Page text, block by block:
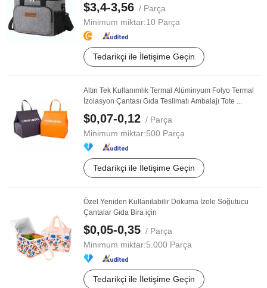
$3,4-3,56 / Parça
Minimum miktar:10 Parça
Tedarikçi ile İletişime Geçin
Altın Tek Kullanımlık Termal Alüminyum Folyo Termal
İzolasyon Çantası Gıda Teslimatı Ambalajı Tote ...
$0,07-0,12 / Parça
Minimum miktar:500 Parça
Tedarikçi ile İletişime Geçin
Özel Yeniden Kullanılabilir Dokuma İzole Soğutucu
Çantalar Gıda Bira için
$0,05-0,35 / Parça
Minimum miktar:5.000 Parça
Tedarikçi ile İletişime Geçin